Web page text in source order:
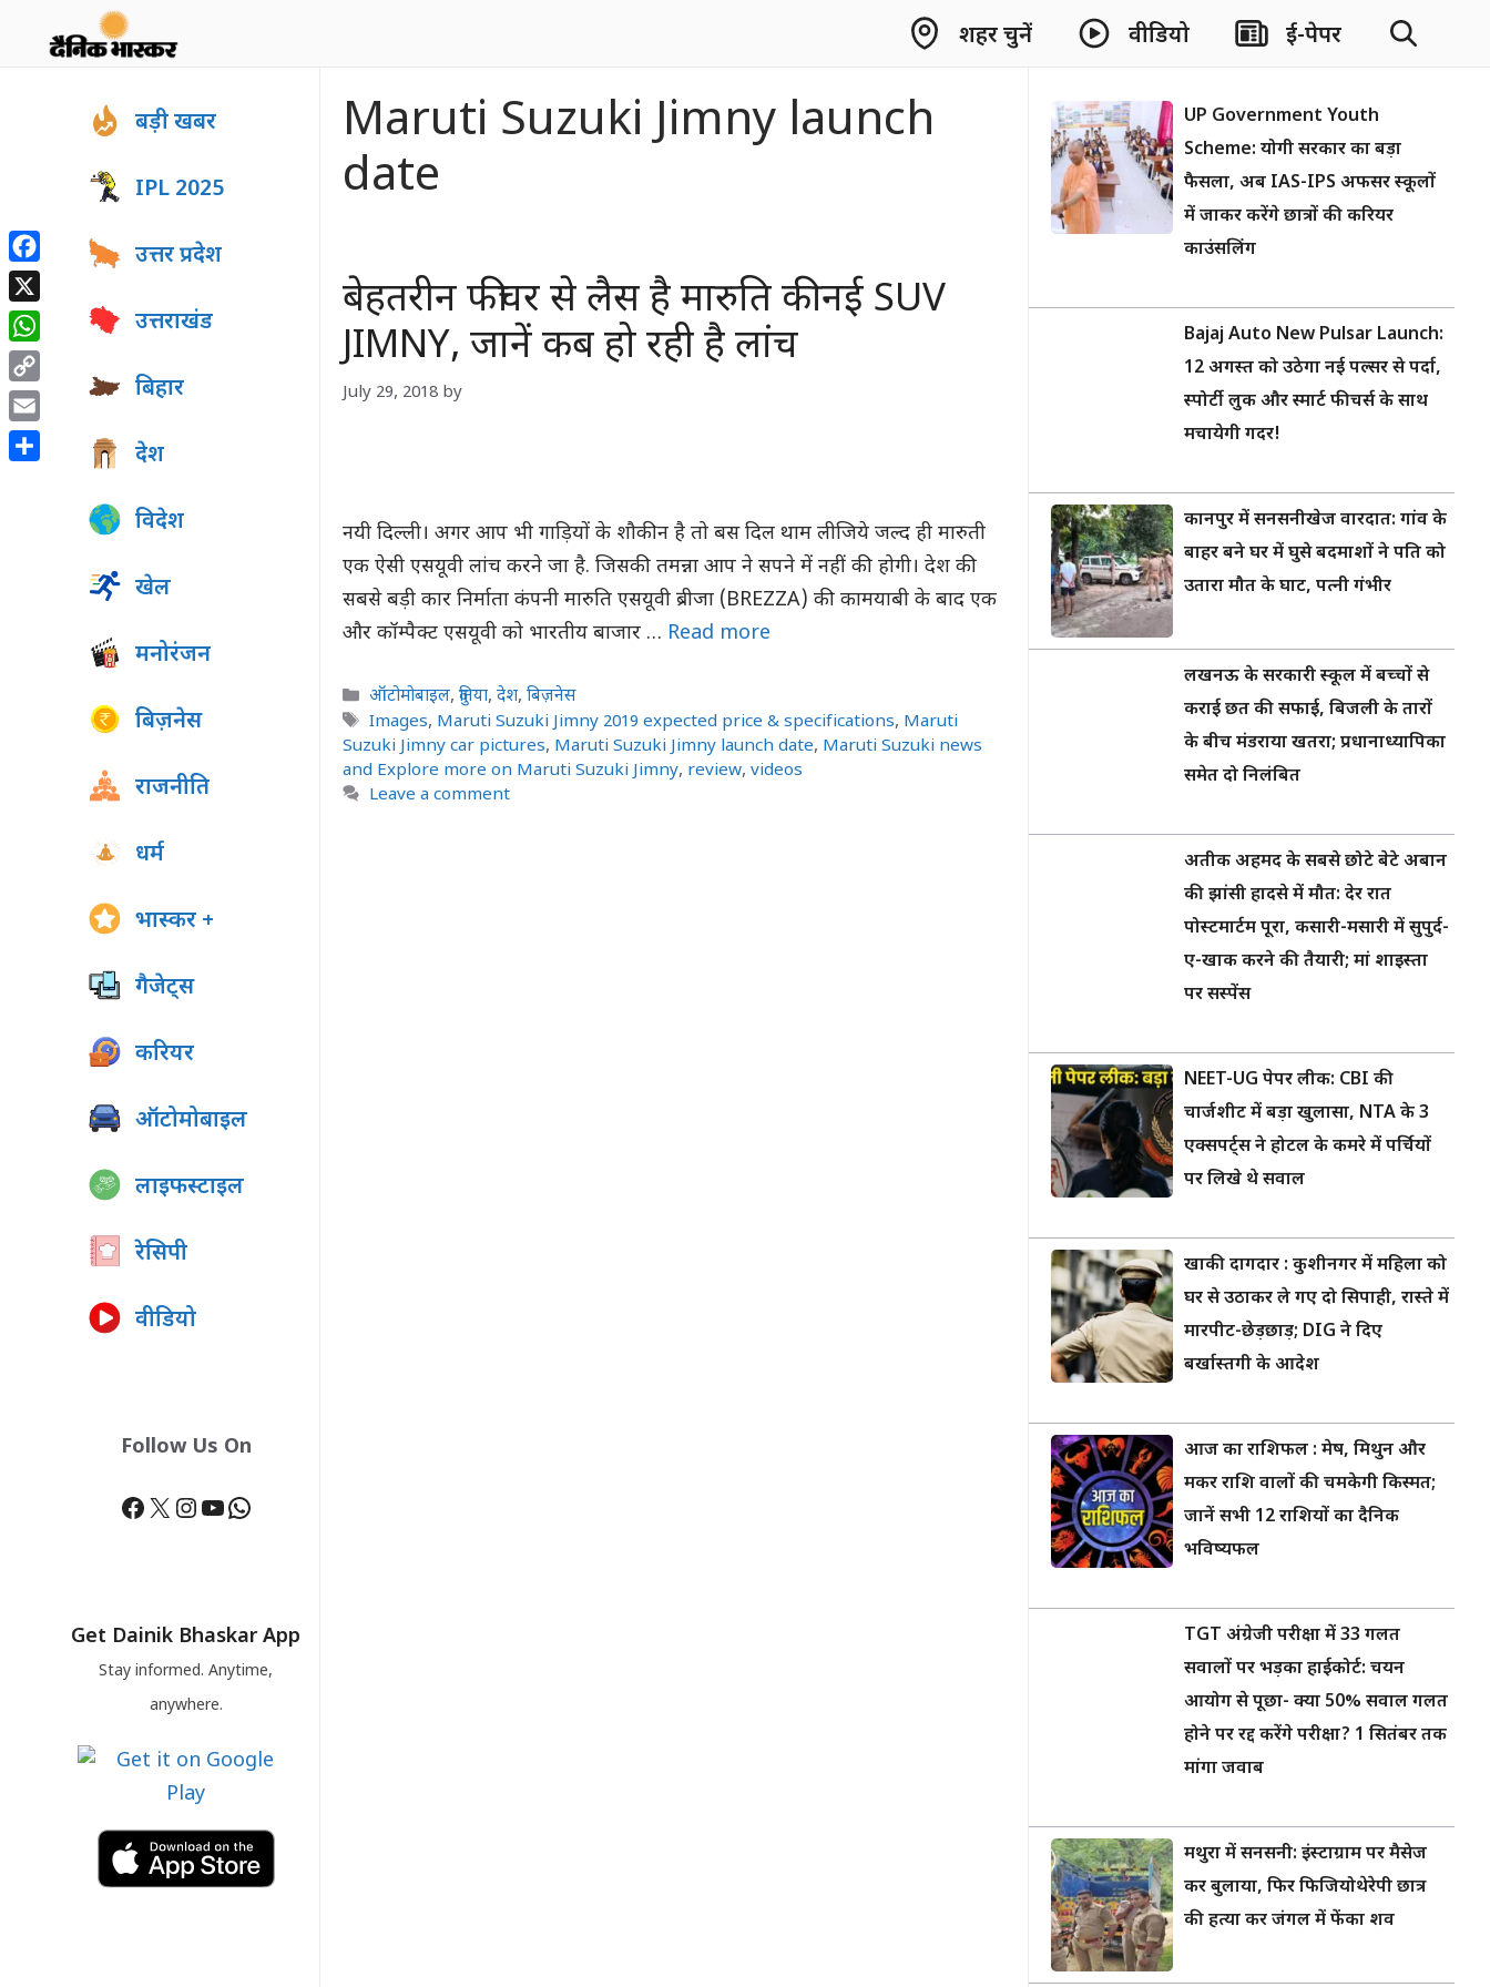
शहर चुनें वीडियो ई-पेपर
Maruti Suzuki Jimny launch
date
बेहतरीन फीचर से लैस है मारुति की नई SUV
JIMNY, जानें कब हो रही है लांच
July 29, 2018 by
नयी दिल्ली। अगर आप भी गाड़ियों के शौकीन है तो बस दिल थाम लीजिये जल्द ही मारुती
एक ऐसी एसयूवी लांच करने जा है. जिसकी तमन्ना आप ने सपने में नहीं की होगी। देश की
सबसे बड़ी कार निर्माता कंपनी मारुति एसयूवी ब्रीजा (BREZZA) की कामयाबी के बाद एक
और कॉम्पैक्ट एसयूवी को भारतीय बाजार … Read more
Categories
ऑटोमोबाइल,दुनिया,देश,बिज़नेस
Tags
Images, Maruti Suzuki Jimny 2019 expected price & specifications, Maruti
Suzuki Jimny car pictures, Maruti Suzuki Jimny launch date, Maruti Suzuki news
and Explore more on Maruti Suzuki Jimny, review, videos
Leave a comment
बड़ी खबर
IPL 2025
उत्तर प्रदेश
उत्तराखंड
बिहार
देश
विदेश
खेल
मनोरंजन
बिज़नेस
राजनीति
धर्म
भास्कर +
गैजेट्स
करियर
ऑटोमोबाइल
लाइफस्टाइल
रेसिपी
वीडियो
Follow Us On
Facebook
X Instagram
YouTube
WhatsApp
Get Dainik Bhaskar App
Stay informed. Anytime,
anywhere.
UP Government Youth
Scheme: योगी सरकार का बड़ा
फैसला, अब IAS-IPS अफसर स्कूलों
में जाकर करेंगे छात्रों की करियर
काउंसलिंग
Bajaj Auto New Pulsar Launch:
12 अगस्त को उठेगा नई पल्सर से पर्दा,
स्पोर्टी लुक और स्मार्ट फीचर्स के साथ
मचायेगी गदर!
कानपुर में सनसनीखेज वारदात: गांव के
बाहर बने घर में घुसे बदमाशों ने पति को
उतारा मौत के घाट, पत्नी गंभीर
लखनऊ के सरकारी स्कूल में बच्चों से
कराई छत की सफाई, बिजली के तारों
के बीच मंडराया खतरा; प्रधानाध्यापिका
समेत दो निलंबित
अतीक अहमद के सबसे छोटे बेटे अबान
की झांसी हादसे में मौत: देर रात
पोस्टमार्टम पूरा, कसारी-मसारी में सुपुर्द-
ए-खाक करने की तैयारी; मां शाइस्ता
पर सस्पेंस
NEET-UG पेपर लीक: CBI की
चार्जशीट में बड़ा खुलासा, NTA के 3
एक्सपर्ट्स ने होटल के कमरे में पर्चियों
पर लिखे थे सवाल
खाकी दागदार : कुशीनगर में महिला को
घर से उठाकर ले गए दो सिपाही, रास्ते में
मारपीट-छेड़छाड़; DIG ने दिए
बर्खास्तगी के आदेश
आज का राशिफल : मेष, मिथुन और
मकर राशि वालों की चमकेगी किस्मत;
जानें सभी 12 राशियों का दैनिक
भविष्यफल
TGT अंग्रेजी परीक्षा में 33 गलत
सवालों पर भड़का हाईकोर्ट: चयन
आयोग से पूछा- क्या 50% सवाल गलत
होने पर रद्द करेंगे परीक्षा? 1 सितंबर तक
मांगा जवाब
मथुरा में सनसनी: इंस्टाग्राम पर मैसेज
कर बुलाया, फिर फिजियोथेरेपी छात्र
की हत्या कर जंगल में फेंका शव
Facebook
X
WhatsApp
Copy
Link
Email